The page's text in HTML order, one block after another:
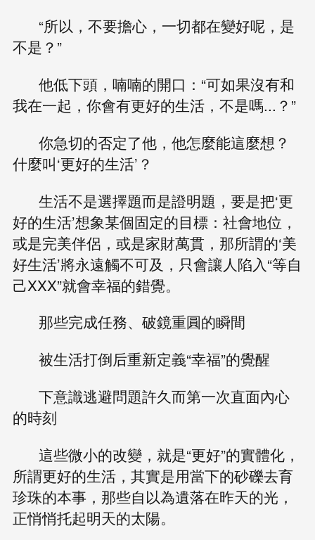
“所以，不要擔心，一切都在變好呢，是
不是？”
他低下頭，喃喃的開口：“可如果沒有和
我在一起，你會有更好的生活，不是嗎...？”
你急切的否定了他，他怎麼能這麼想？
什麼叫‘更好的生活’？
生活不是選擇題而是證明題，要是把‘更
好的生活’想象某個固定的目標：社會地位，
或是完美伴侶，或是家財萬貫，那所謂的‘美
好生活’將永遠觸不可及，只會讓人陷入“等自
己XXX”就會幸福的錯覺。
那些完成任務、破鏡重圓的瞬間
被生活打倒后重新定義“幸福”的覺醒
下意識逃避問題許久而第一次直面內心
的時刻
這些微小的改變，就是“更好”的實體化，
所謂更好的生活，其實是用當下的砂礫去育
珍珠的本事，那些自以為遺落在昨天的光，
正悄悄托起明天的太陽。